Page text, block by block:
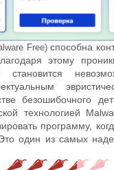
Free)способна
этому
становится
безошибочного
технологией
программу,
один из самых